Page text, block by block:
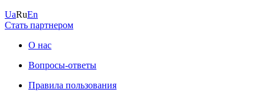
UaRuEn
Стать партнером
О нас
Вопросы-ответы
Правила пользования